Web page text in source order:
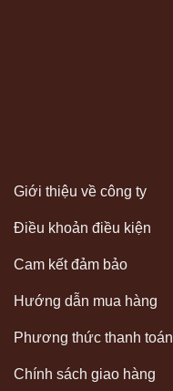
Giới thiệu về công ty
Điều khoản điều kiện
Cam kết đảm bảo
Hướng dẫn mua hàng
Phương thức thanh toán
Chính sách giao hàng